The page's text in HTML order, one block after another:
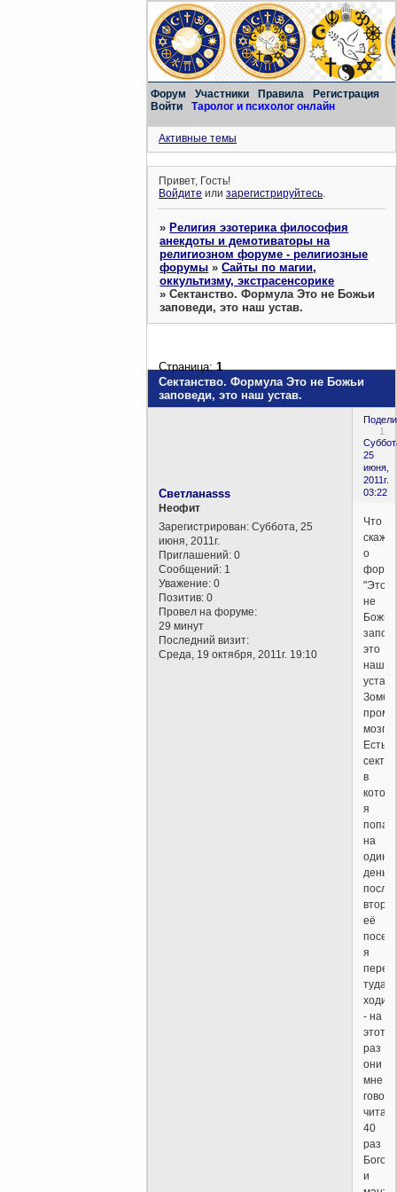
Форум Участники Правила
Регистрация
Войти
Таролог и психолог онлайн
Активные темы
Привет, Гость!
Войдите илизарегистрируйтесь.
»Религия эзотерика философия
анекдоты и демотиваторы на
религиозном форуме - религиозные
форумы »Сайты по магии,
оккультизму, экстрасенсорике
»Сектанство. Формула Это не Божьи
заповеди, это наш устав.
Сектанство. Формула Это не Божьи
заповеди, это наш устав.
Страница:1
1
25
июня,
2011г.
03:22
Светланаsss
Неофит
Зарегистрирован: Суббота, 25
июня, 2011г.
Приглашений: 0
Сообщений: 1
Уважение: 0
Позитив: 0
Провел на форуме:
29 минут
Последний визит:
Среда, 19 октября, 2011г. 19:10
Что
о
"Это
не
Божьи
это
наш
Есть
секта,
в
я
на
один
день,
после
её
я
туда
ходить
- на
этот
раз
они
мне
читать
40
раз
и